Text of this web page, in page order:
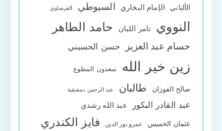
الألباني الإمام البخاري السيوطي القرضاوي
النووي تامر اللبان حامد الطاهر
حسام عبد العزيز حسن الحسيني
زين خير الله سعدون المطوع
صالح الفوزان طالبان عبد الرحمن دمشقية
عبد القادر البكور عبد الله رشدي
عثمان الخميس عمرو نور الدين فايز الكندري